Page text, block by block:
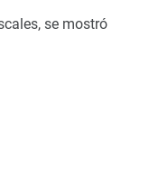
se mostró